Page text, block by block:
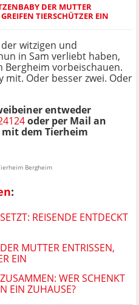
DER MUTTER
TIERSCHÜTZER EIN
witzigen und
in Sam verliebt haben,
vorbeischauen.
mit. Oder besser zwei. Oder
entweder
oder per Mail an
mit dem Tierheim
Bergheim
:
REISENDE ENTDECKT
MUTTER ENTRISSEN,
EIN
WER SCHENKT
EIN ZUHAUSE?